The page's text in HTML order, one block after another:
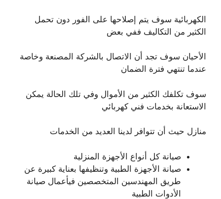
الكهربائية سوف يتم إصلاحها على الفور دون تحمل
الكثير من التكاليف ففي بعض
الأحيان سوف تجد أن الاتصال بالشركة المصنعة وخاصة
عندما تنتهي فترة الضمان
سوف تكلفك الكثير من الأموال وفي تلك الحالة يمكن
الاستعانة بخدمات فني كهربائي
منازل حيث أن تتوافر لدينا العديد من الخدمات
صيانة كل أنواع الأجهزة المنزلية
صيانة الأجهزة الطبية وتنظيفها بعناية كبيرة عن
طريق المهندسين المتخصصين فيأعمال صيانة
الأدوات الطبية